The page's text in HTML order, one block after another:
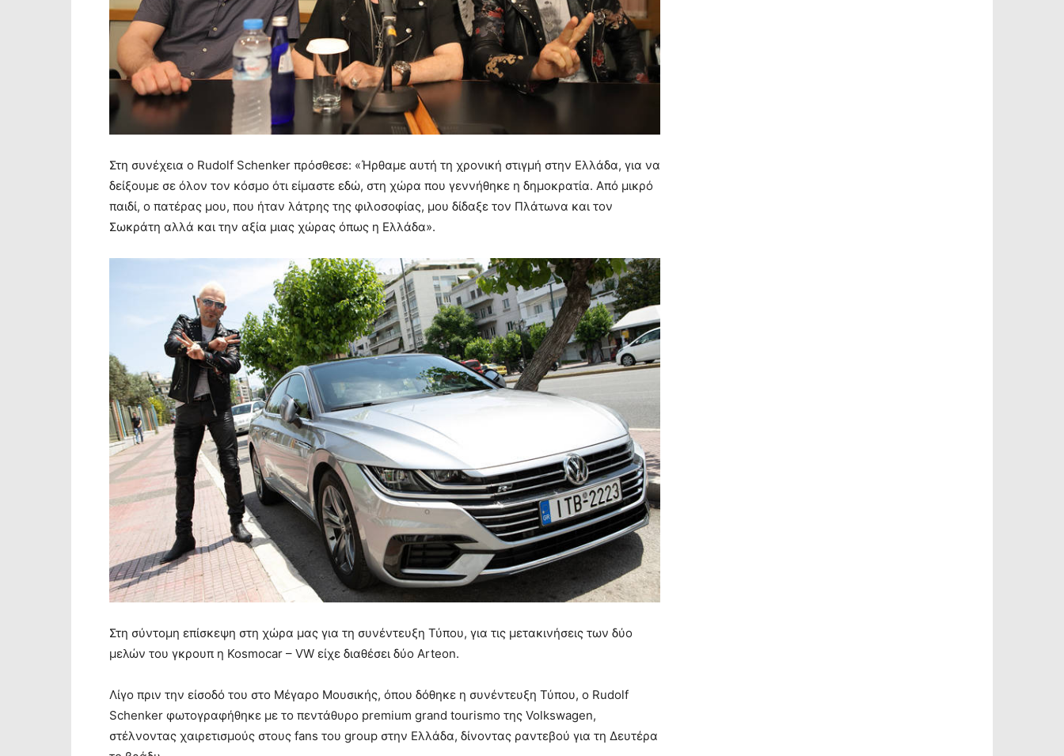
Στη συνέχεια ο Rudolf Schenker πρόσθεσε: «Ήρθαμε αυτή τη χρονική στιγμή στην Ελλάδα, για να
δείξουμε σε όλον τον κόσμο ότι είμαστε εδώ, στη χώρα που γεννήθηκε η δημοκρατία. Από μικρό
παιδί, ο πατέρας μου, που ήταν λάτρης της φιλοσοφίας, μου δίδαξε τον Πλάτωνα και τον
Σωκράτη αλλά και την αξία μιας χώρας όπως η Ελλάδα».
Στη σύντομη επίσκεψη στη χώρα μας για τη συνέντευξη Τύπου, για τις μετακινήσεις των δύο
μελών του γκρουπ η Kosmocar – VW είχε διαθέσει δύο Arteon.
Λίγο πριν την είσοδό του στο Μέγαρο Μουσικής, όπου δόθηκε η συνέντευξη Τύπου, ο Rudolf
Schenker φωτογραφήθηκε με το πεντάθυρο premium grand tourismo της Volkswagen,
στέλνοντας χαιρετισμούς στους fans του group στην Ελλάδα, δίνοντας ραντεβού για τη Δευτέρα